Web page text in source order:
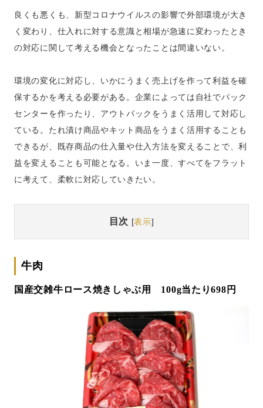
良くも悪くも、新型コロナウイルスの影響で外部環境が大き
く変わり、仕入れに対する意識と相場が急速に変わったとき
の対応に関して考える機会となったことは間違いない。
環境の変化に対応し、いかにうまく売上げを作って利益を確
保するかを考える必要がある。企業によっては自社でパック
センターを作ったり、アウトパックをうまく活用して対応し
ている。たれ漬け商品やキット商品をうまく活用することも
できるが、既存商品の仕入量や仕入方法を変えることで、利
益を変えることも可能となる。いま一度、すべてをフラット
に考えて、柔軟に対応していきたい。
目次 [表示]
牛肉
国産交雑牛ロース焼きしゃぶ用 100g当たり698円